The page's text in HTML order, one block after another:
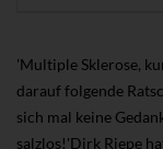
'Multiple Sklerose,
darauf folgende
sich mal keine
salzlos!'Dirk Riepe